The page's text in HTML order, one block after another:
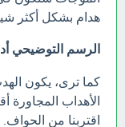
هدام بشكل أكثر
الرسم التوضيحي
كما ترى، يكون
الأهداب المجاورة
اقتربنا من الحواف.